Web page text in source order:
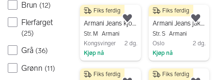
Brun (12)
Flerfarget
(25)
Grå (36)
Grønn (11)
400 kr
Armani Jeans kjole M blå dame
Str. M
Armani
Kongsvinger
2 dg.
Kjøp nå
Fiks ferdig
Legg til som favoritt.
500 kr
Armani Jeans jakke
Str. S Armani
Oslo
2 dg.
Kjøp nå
Fiks ferdig
500 kr
Fiks ferdig 750 krFiks ferdig